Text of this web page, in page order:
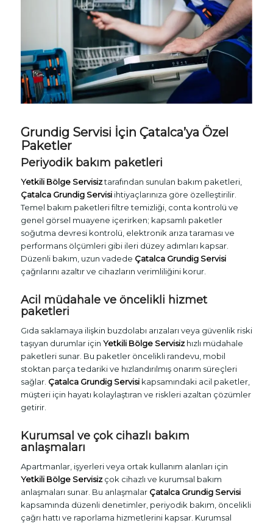
Grundig Servisi İçin Çatalca’ya Özel
Paketler
Periyodik bakım paketleri
Yetkili Bölge Servisiztarafından sunulan bakım paketleri,
Çatalca Grundig Servisiihtiyaçlarınıza göre özelleştirilir.
Temel bakım paketleri filtre temizliği, conta kontrolü ve
genel görsel muayene içerirken; kapsamlı paketler
soğutma devresi kontrolü, elektronik arıza taraması ve
performans ölçümleri gibi ileri düzey adımları kapsar.
Düzenli bakım, uzun vadede Çatalca Grundig Servisi
çağrılarını azaltır ve cihazların verimliliğini korur.
Acil müdahale ve öncelikli hizmet
paketleri
Gıda saklamaya ilişkin buzdolabı arızaları veya güvenlik riski
taşıyan durumlar için Yetkili Bölge Servisizhızlı müdahale
paketleri sunar. Bu paketler öncelikli randevu, mobil
stoktan parça tedariki ve hızlandırılmış onarım süreçleri
sağlar. Çatalca Grundig Servisikapsamındaki acil paketler,
müşteri için hayatı kolaylaştıran ve riskleri azaltan çözümler
getirir.
Kurumsal ve çok cihazlı bakım
anlaşmaları
Apartmanlar, işyerleri veya ortak kullanım alanları için
Yetkili Bölge Servisizçok cihazlı ve kurumsal bakım
anlaşmaları sunar. Bu anlaşmalar Çatalca Grundig Servisi
kapsamında düzenli denetimler, periyodik bakım, öncelikli
çağrı hattı ve raporlama hizmetlerini kapsar. Kurumsal